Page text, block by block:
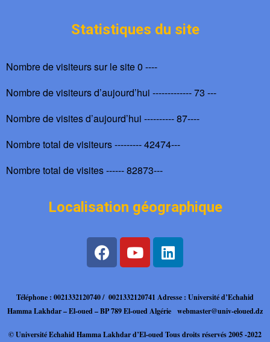
Statistiques du site
Nombre de visiteurs sur le site 0 ----
Nombre de visiteurs d’aujourd’hui ------------- 73 ---
Nombre de visites d’aujourd’hui ---------- 87----
Nombre total de visiteurs --------- 42474---
Nombre total de visites ------ 82873---
Localisation géographique
Téléphone : 0021332120740 / 0021332120741 Adresse : Université d’Echahid
Hamma Lakhdar – El-oued – BP 789 El-oued Algérie webmaster@univ-eloued.dz
© Université Echahid HammaLakhdar d’El-oued Tous droits réservés 2005 -2022